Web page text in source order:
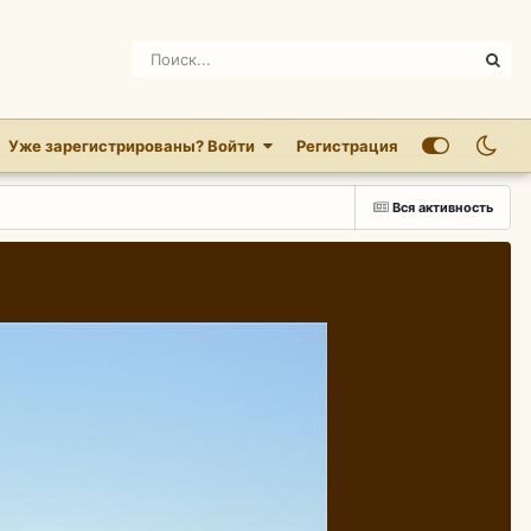
Уже зарегистрированы? Войти Регистрация
Вся активность